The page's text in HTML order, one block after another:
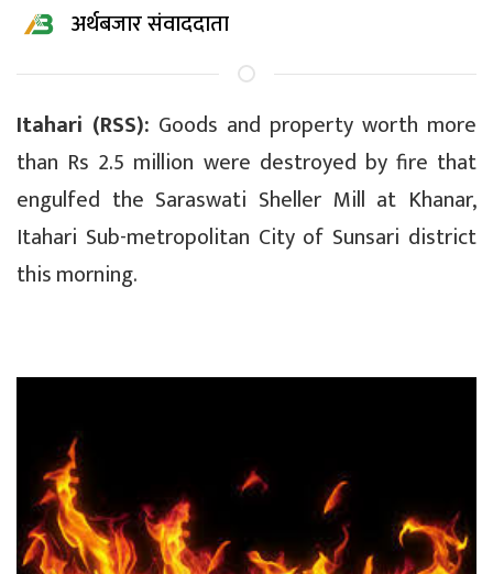
अर्थबजार संवाददाता
Itahari (RSS): Goods and property worth more
than Rs 2.5 million were destroyed by fire that
engulfed the Saraswati Sheller Mill at Khanar,
Itahari Sub-metropolitan City of Sunsari district
this morning.